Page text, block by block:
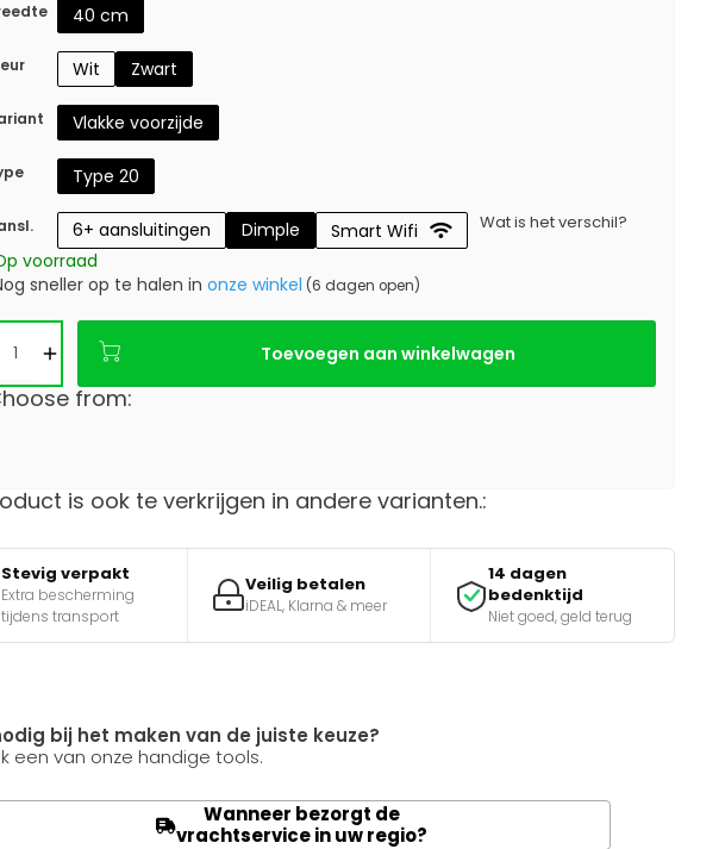
40 cm
Wit Zwart
Vlakke voorzijde
Type 20
6+ aansluitingen Dimple Smart Wifi Wat is het verschil?
voorraad
sneller op te halen in onze winkel (6 dagen open)
Toevoegen aan winkelwagen
from:
is ook te verkrijgen in andere varianten.:
Stevig verpakt
Extra bescherming
tijdens transport
Veilig betalen
iDEAL, Klarna & meer
14 dagen
bedenktijd
Niet goed, geld terug
bij het maken van de juiste keuze?
een van onze handige tools.
Wanneer bezorgt de
vrachtservice in uw regio?